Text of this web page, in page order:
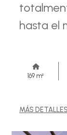
hasta el
169 m²
MÁS DETALLES